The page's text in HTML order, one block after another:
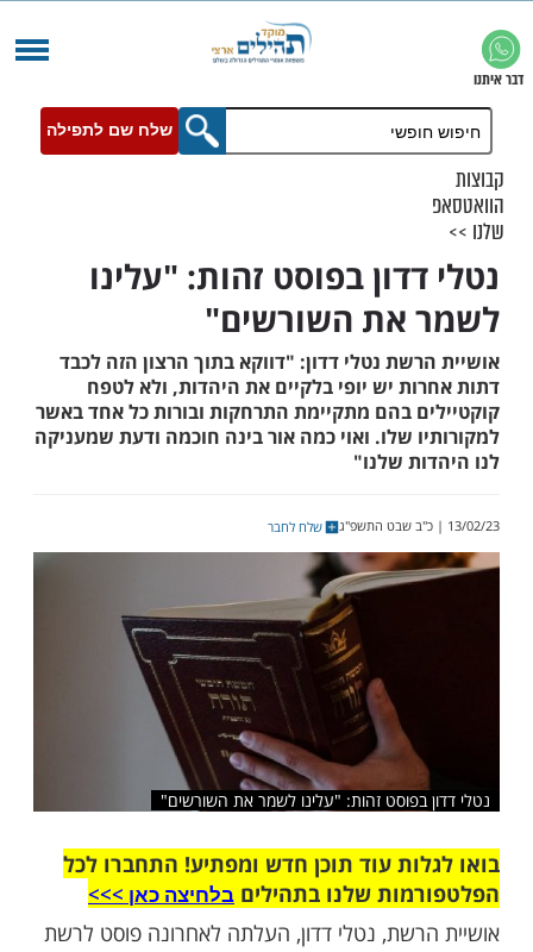
שלח שם לתפילה
בפוסט זהות: "עלינו
את השורשים"
נטלי דדון: "דווקא בתוך הרצון הזה לכבד
בהם מתקיימת התרחקות ובורות כל אחד באשר
שלו. ואוי כמה אור בינה חוכמה ודעת שמעניקה
שלנו"
שלח לחבר